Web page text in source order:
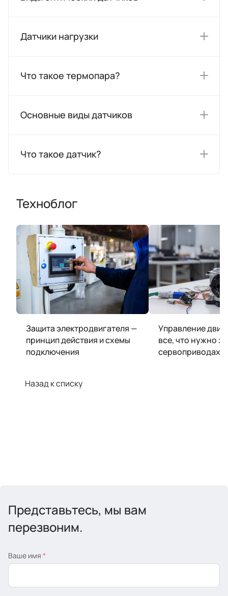
Датчики нагрузки
Что такое термопара?
Основные виды датчиков
Что такое датчик?
Техноблог
Защита электродвигателя —
принцип действия и схемы
подключения
Управление
все, что нужно
сервоприводах
Назад к списку
Представьтесь, мы вам
перезвоним.
Ваше имя *